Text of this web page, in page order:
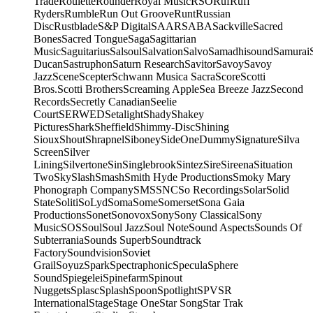
RydersRumbleRun Out GrooveRuntRussian
DiscRustbladeS&P DigitalSAARSABASackvilleSacred
BonesSacred TongueSagaSagittarian
MusicSaguitariusSalsoulSalvationSalvoSamadhisoundSamurai
DucanSastruphonSaturn ResearchSavitorSavoySavoy
JazzSceneScepterSchwann Musica SacraScoreScotti
Bros.Scotti BrothersScreaming AppleSea Breeze JazzSecond
RecordsSecretly CanadianSeelie
CourtSERWEDSetalightShadyShakey
PicturesSharkSheffieldShimmy-DiscShining
SiouxShoutShrapnelSiboneySideOneDummySignatureSilva
ScreenSilver
LiningSilvertoneSinSinglebrookSintezSireSireenaSituation
TwoSkySlashSmashSmith Hyde ProductionsSmoky Mary
Phonograph CompanySMSSNCSo RecordingsSolarSolid
StateSolitiSoLydSomaSomeSomersetSona Gaia
ProductionsSonetSonovoxSonySony ClassicalSony
MusicSOSSoulSoul JazzSoul NoteSound AspectsSounds Of
SubterraniaSounds SuperbSoundtrack
FactorySoundvisionSoviet
GrailSoyuzSparkSpectraphonicSpeculaSphere
SoundSpiegeleiSpinefarmSpinout
NuggetsSplascSplashSpoonSpotlightSPVSR
InternationalStageStage OneStar SongStar Trak